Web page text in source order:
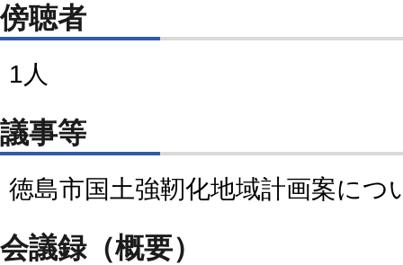
傍聴者
1人
議事等
徳島市国土強靭化地域計画案につ
会議録（概要）